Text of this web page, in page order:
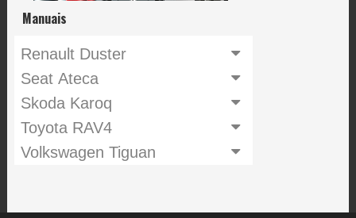
Manuais
Renault Duster
Seat Ateca
Skoda Karoq
Toyota RAV4
Volkswagen Tiguan